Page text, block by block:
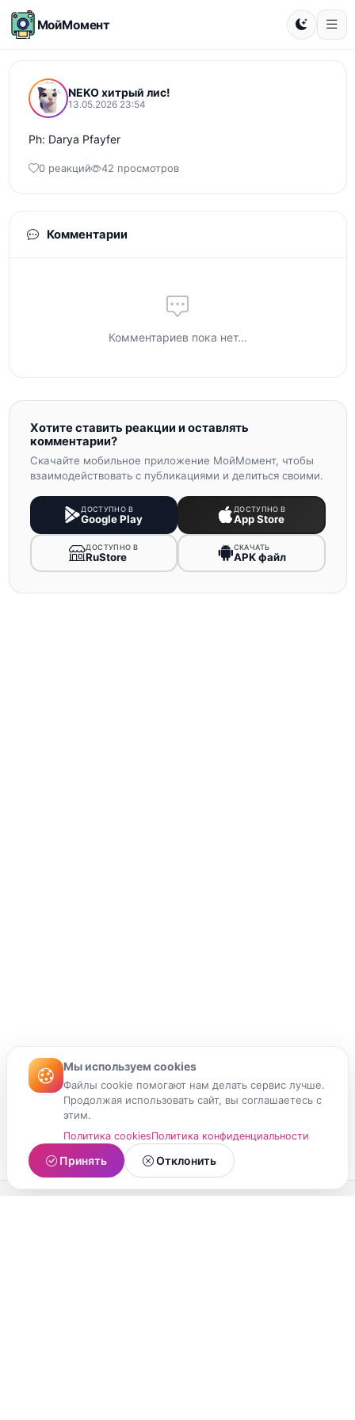
МойМомент
NEKO хитрый лис!
13.05.2026 23:54
Ph: Darya Pfayfer
0 реакций 42 просмотров
Комментарии
Комментариев пока нет...
Хотите ставить реакции и оставлять
комментарии?
Скачайте мобильное приложение МойМомент, чтобы
взаимодействовать с публикациями и делиться своими.
ДОСТУПНО В
Google Play
ДОСТУПНО В
App Store
ДОСТУПНО В
RuStore
СКАЧАТЬ
APK файл
Мы используем cookies
Файлы cookie помогают нам делать сервис лучше.
Продолжая использовать сайт, вы соглашаетесь с
этим.
Политика cookiesПолитика конфиденциальности
Принять Отклонить